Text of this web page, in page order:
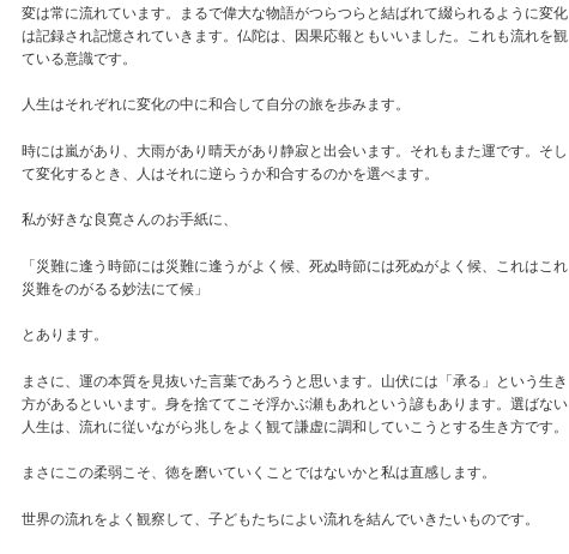
変は常に流れています。まるで偉大な物語がつらつらと結ばれて綴られるように変化
は記録され記憶されていきます。仏陀は、因果応報ともいいました。これも流れを観
ている意識です。
人生はそれぞれに変化の中に和合して自分の旅を歩みます。
時には嵐があり、大雨があり晴天があり静寂と出会います。それもまた運です。そし
て変化するとき、人はそれに逆らうか和合するのかを選べます。
私が好きな良寛さんのお手紙に、
「災難に逢う時節には災難に逢うがよく候、死ぬ時節には死ぬがよく候、これはこれ
災難をのがるる妙法にて候」
とあります。
まさに、運の本質を見抜いた言葉であろうと思います。山伏には「承る」という生き
方があるといいます。身を捨ててこそ浮かぶ瀬もあれという諺もあります。選ばない
人生は、流れに従いながら兆しをよく観て謙虚に調和していこうとする生き方です。
まさにこの柔弱こそ、徳を磨いていくことではないかと私は直感します。
世界の流れをよく観察して、子どもたちによい流れを結んでいきたいものです。